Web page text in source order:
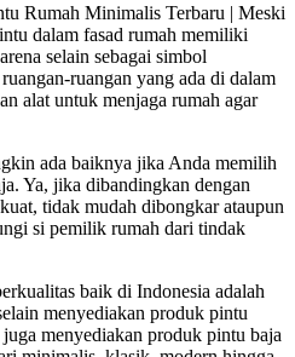
Rumah Minimalis Terbaru | Meski
dalam fasad rumah memiliki
selain sebagai simbol
ruangan yang ada di dalam
alat untuk menjaga rumah agar
ada baiknya jika Anda memilih
Ya, jika dibandingkan dengan
tidak mudah dibongkar ataupun
si pemilik rumah dari tindak
baik di Indonesia adalah
menyediakan produk pintu
menyediakan produk pintu baja